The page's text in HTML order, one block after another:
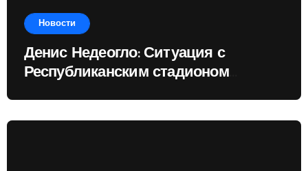
Новости
Денис Недеогло: Ситуация с
Республиканским стадионом